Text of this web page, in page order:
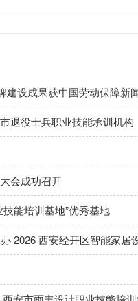
建设成果获中国劳动保障新
退役士兵职业技能承训机构
会成功召开
能培训基地”优秀基地
2026 西安经开区智能家居